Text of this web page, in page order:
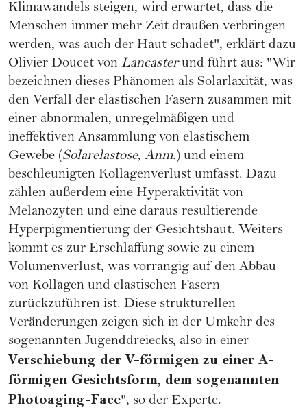
Klimawandels steigen, wird erwartet, dass die
Menschen immer mehr Zeit draußen verbringen
werden, was auch der Haut schadet", erklärt dazu
Olivier Doucet von Lancasterund führt aus: "Wir
bezeichnen dieses Phänomen als Solarlaxität, was
den Verfall der elastischen Fasern zusammen mit
einer abnormalen, unregelmäßigen und
ineffektiven Ansammlung von elastischem
Gewebe (Solarelastose, Anm.) und einem
beschleunigten Kollagenverlust umfasst. Dazu
zählen außerdem eine Hyperaktivität von
Melanozyten und eine daraus resultierende
Hyperpigmentierung der Gesichtshaut. Weiters
kommt es zur Erschlaffung sowie zu einem
Volumenverlust, was vorrangig auf den Abbau
von Kollagen und elastischen Fasern
zurückzuführen ist. Diese strukturellen
Veränderungen zeigen sich in der Umkehr des
sogenannten Jugenddreiecks, also in einer
Verschiebung der V-förmigen zu einer A-
förmigen Gesichtsform, dem sogenannten
Photoaging-Face", so der Experte.